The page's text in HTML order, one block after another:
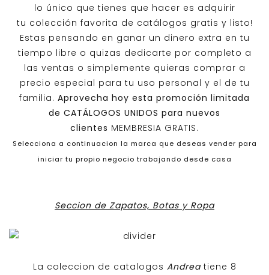
lo único que tienes que hacer es adquirir
tu colección favorita de catálogos gratis y listo!
Estas pensando en ganar un dinero extra en tu
tiempo libre o quizas dedicarte por completo a
las ventas o simplemente quieras comprar a
precio especial para tu uso personal y el de tu
familia. Aprovecha hoy esta promoción limitada
de CATÁLOGOS UNIDOS para nuevos
clientes MEMBRESIA GRATIS.
Selecciona a continuacion la marca que deseas vender para
iniciar tu propio negocio trabajando desde casa
Seccion de Zapatos, Botas y Ropa
La coleccion de catalogos Andreatiene 8